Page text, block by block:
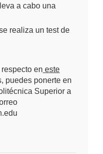
a cabo una
realiza un test de
en este
puedes ponerte en
Superior a